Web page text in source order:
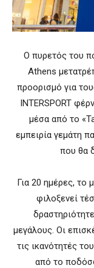
Ο πυρετός του
Athens
προορισμό για
INTERSPORT
μέσα από το
εμπειρία γεμάτη
που θα
Για 20 ημέρες, το
φιλοξενεί
μεγάλους. Οι
τις ικανότητές
από το